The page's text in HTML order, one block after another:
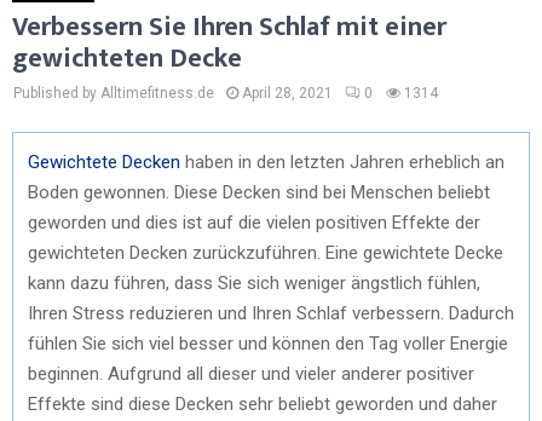
Verbessern Sie Ihren Schlaf mit einer
gewichteten Decke
Published by Alltimefitness.de April 28, 2021 0 1314
Gewichtete Decken haben in den letzten Jahren erheblich an
Boden gewonnen. Diese Decken sind bei Menschen beliebt
geworden und dies ist auf die vielen positiven Effekte der
gewichteten Decken zurückzuführen. Eine gewichtete Decke
kann dazu führen, dass Sie sich weniger ängstlich fühlen,
Ihren Stress reduzieren und Ihren Schlaf verbessern. Dadurch
fühlen Sie sich viel besser und können den Tag voller Energie
beginnen. Aufgrund all dieser und vieler anderer positiver
Effekte sind diese Decken sehr beliebt geworden und daher